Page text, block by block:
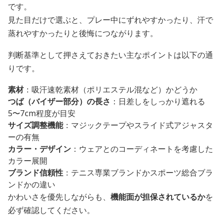
です。
見た目だけで選ぶと、プレー中にずれやすかったり、汗で
蒸れやすかったりと後悔につながります。
判断基準として押さえておきたい主なポイントは以下の通
りです。
素材：吸汗速乾素材（ポリエステル混など）かどうか
つば（バイザー部分）の長さ ：日差しをしっかり遮れる
5〜7cm程度が目安
サイズ調整機能：マジックテープやスライド式アジャスタ
ーの有無
カラー・デザイン ：ウェアとのコーディネートを考慮した
カラー展開
ブランド信頼性 ：テニス専業ブランドかスポーツ総合ブラ
ンドかの違い
かわいさを優先しながらも、 機能面が担保されているかを
必ず確認してください。